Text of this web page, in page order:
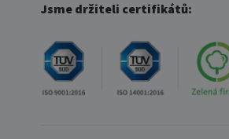
Jsme držiteli certifikátů: